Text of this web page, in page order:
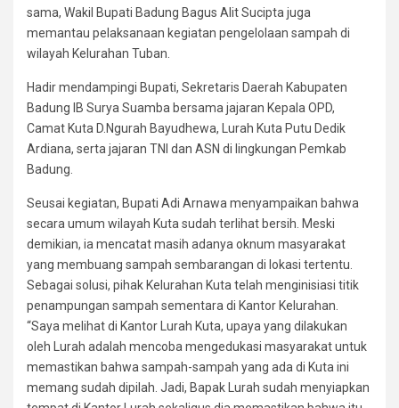
sama, Wakil Bupati Badung Bagus Alit Sucipta juga
memantau pelaksanaan kegiatan pengelolaan sampah di
wilayah Kelurahan Tuban.
Hadir mendampingi Bupati, Sekretaris Daerah Kabupaten
Badung IB Surya Suamba bersama jajaran Kepala OPD,
Camat Kuta D.Ngurah Bayudhewa, Lurah Kuta Putu Dedik
Ardiana, serta jajaran TNI dan ASN di lingkungan Pemkab
Badung.
Seusai kegiatan, Bupati Adi Arnawa menyampaikan bahwa
secara umum wilayah Kuta sudah terlihat bersih. Meski
demikian, ia mencatat masih adanya oknum masyarakat
yang membuang sampah sembarangan di lokasi tertentu.
Sebagai solusi, pihak Kelurahan Kuta telah menginisiasi titik
penampungan sampah sementara di Kantor Kelurahan.
“Saya melihat di Kantor Lurah Kuta, upaya yang dilakukan
oleh Lurah adalah mencoba mengedukasi masyarakat untuk
memastikan bahwa sampah-sampah yang ada di Kuta ini
memang sudah dipilah. Jadi, Bapak Lurah sudah menyiapkan